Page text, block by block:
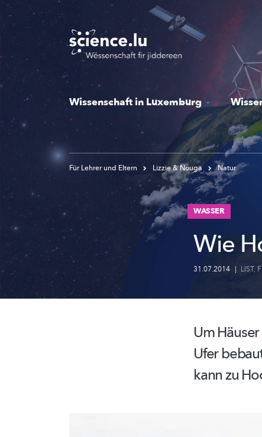
Skip
to
main
content
Wissenschaft in Luxemburg
Für Lehrer und Eltern Lizzie & Nouga Natur
WASSER
Wie
31.07.2014 | LIST,
Um
Ufer
kann zu